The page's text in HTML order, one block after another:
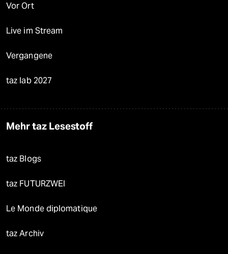
Vor Ort
Live im Stream
Vergangene
taz lab 2027
Mehr taz Lesestoff
taz Blogs
taz FUTURZWEI
Le Monde diplomatique
taz Archiv